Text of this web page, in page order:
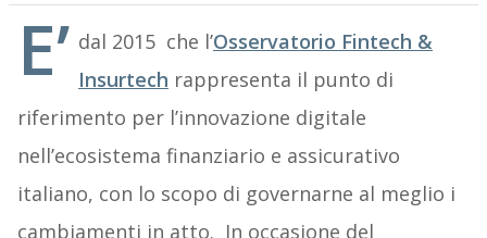
E’ dal 2015 che l’Osservatorio Fintech &
Insurtech rappresenta il punto di
riferimento per l’innovazione digitale
nell’ecosistema finanziario e assicurativo
italiano, con lo scopo di governarne al meglio i
cambiamenti in atto. In occasione del